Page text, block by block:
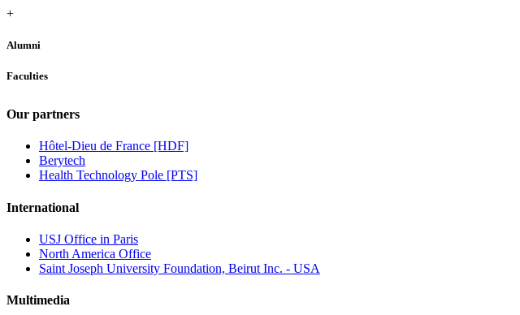
+
Alumni
Faculties
Our partners
Hôtel-Dieu de France [HDF]
Berytech
Health Technology Pole [PTS]
International
USJ Office in Paris
North America Office
Saint Joseph University Foundation, Beirut Inc. - USA
Multimedia